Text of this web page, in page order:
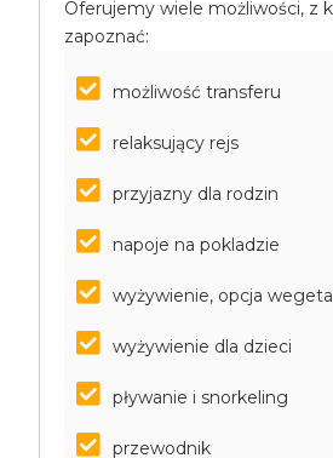
Oferujemy wiele możliwości, z
zapoznać:
możliwość transferu
relaksujący rejs
przyjazny dla rodzin
napoje na pokladzie
wyżywienie, opcja
wyżywienie dla dzieci
pływanie i snorkeling
przewodnik